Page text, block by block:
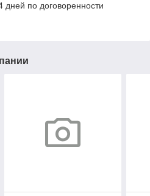
дней по договоренности